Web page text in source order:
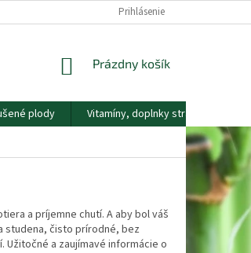
NÁŠ PRÍBEH
Prihlásenie
NÁKUPNÝ
Prázdny košík
plody Vitamíny, doplnky stravy
a príjemne chutí. A aby bol váš
studena, čisto prírodné, bez
a zaujímavé informácie o